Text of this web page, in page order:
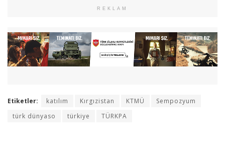
REKLAM
Etiketler: katılım Kırgızistan KTMÜ
Sempozyum
türk dünyaso
türkiye TÜRKPA